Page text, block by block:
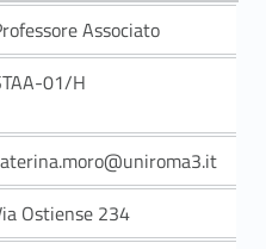
Associato
01/H
Ostiense 234